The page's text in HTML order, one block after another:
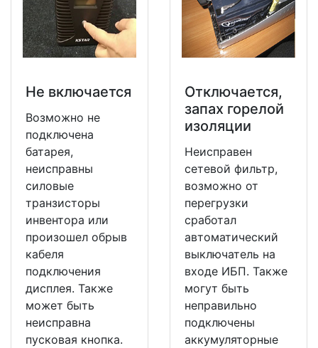
Не включается
Возможно не
подключена
батарея,
неисправны
силовые
транзисторы
инвентора или
произошел обрыв
кабеля
подключения
дисплея. Также
может быть
неисправна
пусковая кнопка.
Отключается,
запах горелой
изоляции
Неисправен
сетевой фильтр,
возможно от
перегрузки
сработал
автоматический
выключатель на
входе ИБП. Также
могут быть
неправильно
подключены
аккумуляторные